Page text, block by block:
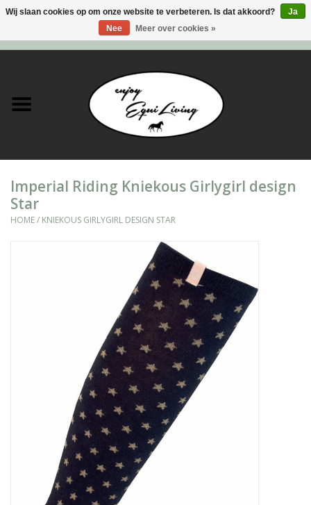
Stal en meer
Ruiter
Verzorging
Imperial Riding Kniekous Girlygirl design
Star
HOME/ KNIEKOUS GIRLYGIRL DESIGN STAR
Wij slaan cookies op om onze website te verbeteren. Is dat akkoord?
Ja
Nee
Meer over cookies »